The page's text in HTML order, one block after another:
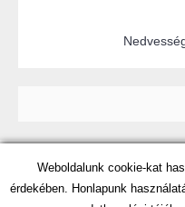
Weboldalunk cookie-kat
érdekében. Honlapunk